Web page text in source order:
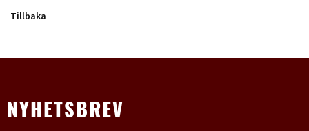
Tillbaka
NYHETSBREV